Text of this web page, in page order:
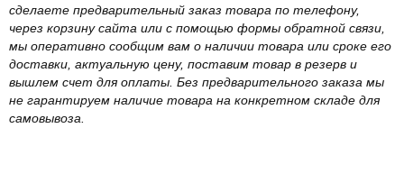
сделаете предварительный заказ товара по телефону,
через корзину сайта или с помощью формы обратной связи,
мы оперативно сообщим вам о наличии товара или сроке его
доставки, актуальную цену, поставим товар в резерв и
вышлем счет для оплаты. Без предварительного заказа мы
не гарантируем наличие товара на конкретном складе для
самовывоза.